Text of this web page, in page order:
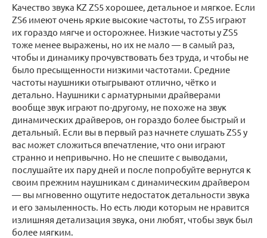
Качество звука KZ ZS5 хорошее, детальное и мягкое. Если
ZS6 имеют очень яркие высокие частоты, то ZS5 играют
их гораздо мягче и осторожнее. Низкие частоты у ZS5
тоже менее выражены, но их не мало — в самый раз,
чтобы и динамику прочувствовать без труда, и чтобы не
было пресыщенности низкими частотами. Средние
частоты наушники отыгрывают отлично, чётко и
детально. Наушники с арматурными драйверами
вообще звук играют по-другому, не похоже на звук
динамических драйверов, он гораздо более быстрый и
детальный. Если вы в первый раз начнете слушать ZS5 у
вас может сложиться впечатление, что они играют
странно и непривычно. Но не спешите с выводами,
послушайте их пару дней и после попробуйте вернутся к
своим прежним наушникам с динамическим драйвером
— вы мгновенно ощутите недостаток детальности звука
и его замыленность. Но есть люди которым не нравится
излишняя детализация звука, они любят, чтобы звук был
более мягким.